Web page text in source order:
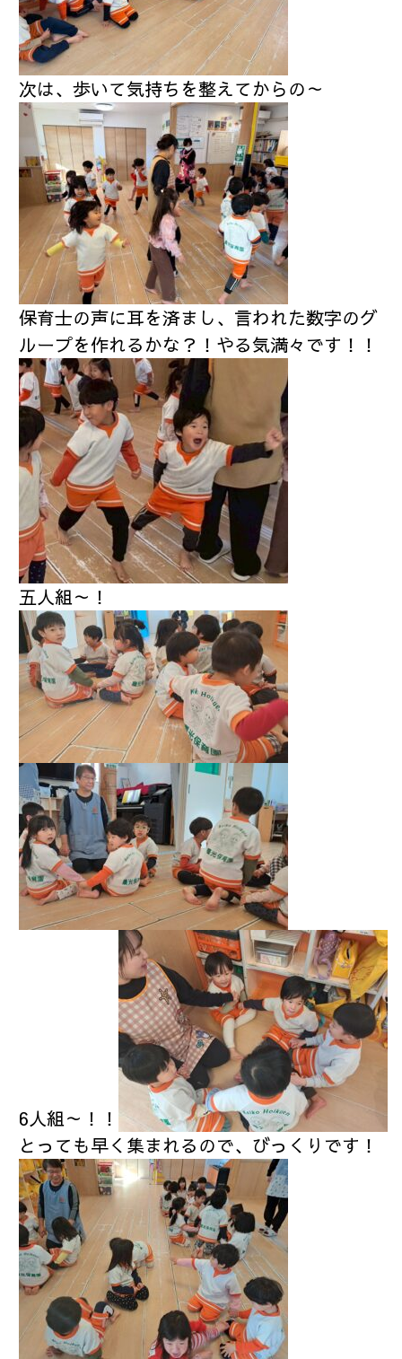
次は、歩いて気持ちを整えてからの～
保育士の声に耳を済まし、言われた数字のグ
ループを作れるかな？！やる気満々です！！
五人組～！
6人組～！！
とっても早く集まれるので、びっくりです！